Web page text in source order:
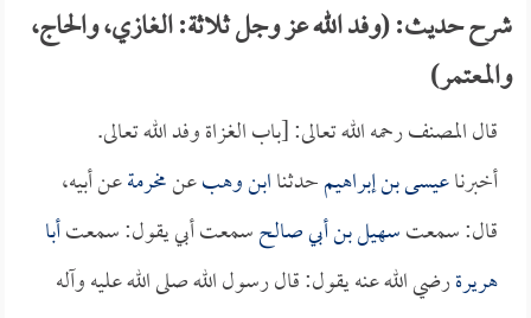
شرح حديث: (وفد الله عز وجل ثلاثة: الغازي، والحاج،
والمعتمر)
قال المصنف رحمه الله تعالى: [باب الغزاة وفد الله تعالى.
أخبرناعيسى بن إبراهيمحدثناابن وهبعنمخرمةعن أبيه،
قال: سمعتسهيل بن أبي صالحسمعت أبي يقول: سمعتأبا
هريرةرضي الله عنه يقول: قال رسول الله صلى الله عليه وآله